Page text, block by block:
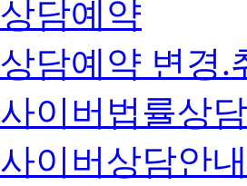
상담예약
상담예약 변경.
사이버법률상담
사이버상담안내